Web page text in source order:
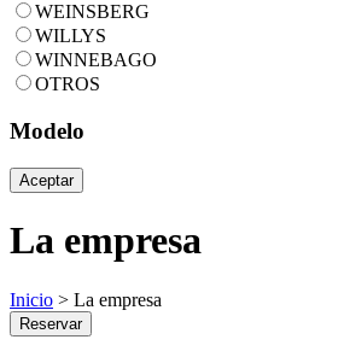
WEINSBERG
WILLYS
WINNEBAGO
OTROS
Modelo
Aceptar
La empresa
Inicio > La empresa
Reservar